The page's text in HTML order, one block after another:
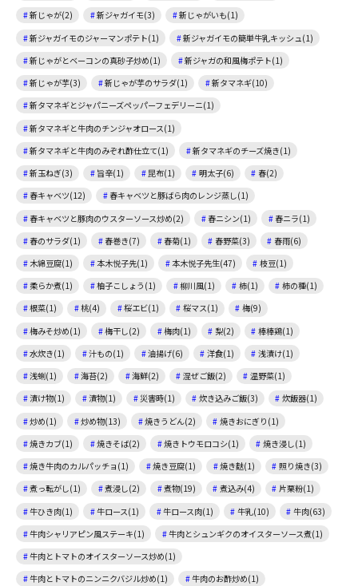
新じゃが(2) 新ジャガイモ(3)
新じゃがいも(1)
新ジャガイモのジャーマンポテト(1)
新ジャガイモの簡単牛乳キッシュ(1)
新じゃがとベーコンの真砂子炒め(1)
新ジャガの和風梅ポテト(1)
新じゃが芋(3)
新じゃが芋のサラダ(1)
新タマネギ(10)
新タマネギとジャパニーズペッパーフェデリーニ(1)
新タマネギと牛肉のチンジャオロース(1)
新タマネギと牛肉のみぞれ酢仕立て(1)
新タマネギのチーズ焼き(1)
新玉ねぎ(3)
旨辛(1) 昆布(1) 明太子(6)
春(2)
春キャベツ(12)
春キャベツと豚ばら肉のレンジ蒸し(1)
春キャベツと豚肉のウスターソース炒め(2)
春ニシン(1)
春ニラ(1)
春のサラダ(1)
春巻き(7) 春菊(1) 春野菜(3)
春雨(6)
木綿豆腐(1)
本木悦子先(1) 本木悦子先生(47)
枝豆(1)
柔らか煮(1)
柚子こしょう(1) 柳川風(1) 柿(1)
柿の種(1)
根菜(1)
桃(4) 桜エビ(1) 桜マス(1)
梅(9)
梅みそ炒め(1)
梅干し(2) 梅肉(1) 梨(2)
棒棒鶏(1)
水炊き(1)
汁もの(1) 油揚げ(6) 洋食(1)
浅漬け(1)
浅蜊(1)
海苔(2) 海鮮(2) 混ぜご飯(2)
温野菜(1)
漬け物(1)
漬物(1) 災害時(1) 炊き込みご飯(3)
炊飯器(1)
炒め(1)
炒め物(13) 焼きうどん(2)
焼きおにぎり(1)
焼きカブ(1)
焼きそば(2) 焼きトウモロコシ(1)
焼き浸し(1)
焼き牛肉のカルパッチョ(1)
焼き豆腐(1) 焼き麩(1)
照り焼き(3)
煮っ転がし(1)
煮浸し(2) 煮物(19) 煮込み(4)
片栗粉(1)
牛ひき肉(1)
牛ロース(1) 牛ロース肉(1) 牛乳(10)
牛肉(63)
牛肉シャリアピン風ステーキ(1)
牛肉とシュンギクのオイスターソース煮(1)
牛肉とトマトのオイスターソース炒め(1)
牛肉とトマトのニンニクバジル炒め(1)
牛肉のお酢炒め(1)